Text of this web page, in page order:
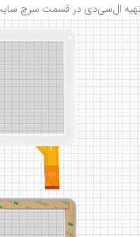
ال‌سی‌دی در قسمت سرچ